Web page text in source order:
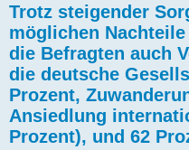
Trotz steigender
möglichen
die Befragten auch
die deutsche
Prozent,
Ansiedlung
Prozent), und 62